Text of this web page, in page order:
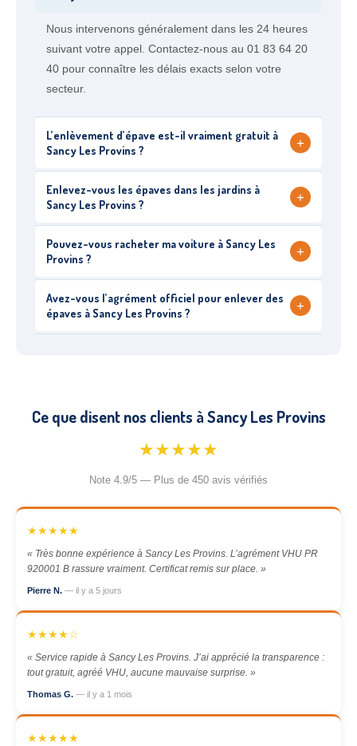
Nous intervenons généralement dans les 24 heures
suivant votre appel. Contactez-nous au 01 83 64 20
40 pour connaître les délais exacts selon votre
secteur.
L’enlèvement d’épave est-il vraiment gratuit à
Sancy Les Provins ?
+
Enlevez-vous les épaves dans les jardins à
Sancy Les Provins ?
+
Pouvez-vous racheter ma voiture à Sancy Les
Provins ?
+
Avez-vous l’agrément officiel pour enlever des
épaves à Sancy Les Provins ?
+
Ce que disent nos clients à Sancy Les Provins
★★★★★
Note 4.9/5 — Plus de 450 avis vérifiés
★★★★★
« Très bonne expérience à Sancy Les Provins. L’agrément VHU PR
920001 B rassure vraiment. Certificat remis sur place. »
Pierre N. — il y a 5 jours
★★★★☆
« Service rapide à Sancy Les Provins. J’ai apprécié la transparence :
tout gratuit, agréé VHU, aucune mauvaise surprise. »
Thomas G. — il y a 1 mois
★★★★★